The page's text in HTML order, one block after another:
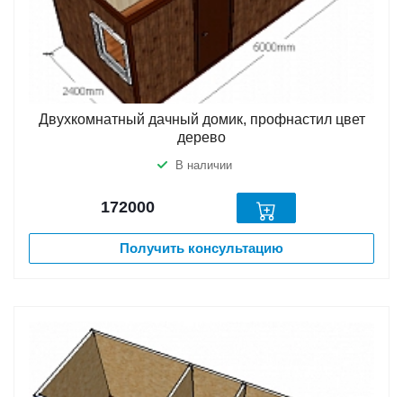
Двухкомнатный дачный домик, профнастил цвет
дерево
В наличии
172000
Получить консультацию